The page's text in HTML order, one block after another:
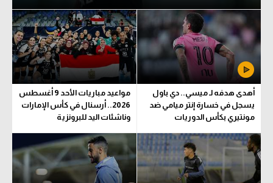
أهدى هدفه لـ ميسي.. دي باول
يسجل في خسارة إنتر ميامي ضد
مونتيري بكأس الدوريات
مواعيد مباريات الأحد 9 أغسطس
2026.. أرسنال في كأس الإمارات
وناشئات اليد للبرونزية